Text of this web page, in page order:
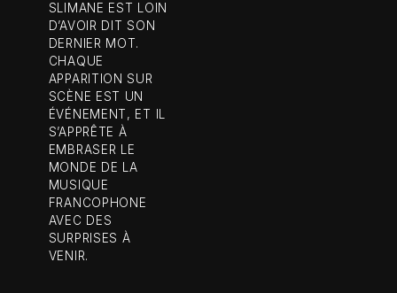
SLIMANE EST LOIN
D’AVOIR DIT SON
DERNIER MOT.
CHAQUE
APPARITION SUR
SCÈNE EST UN
ÉVÉNEMENT, ET IL
S’APPRÊTE À
EMBRASER LE
MONDE DE LA
MUSIQUE
FRANCOPHONE
AVEC DES
SURPRISES À
VENIR.